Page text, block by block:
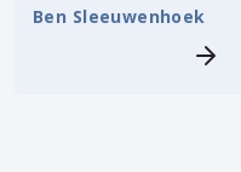
Ben Sleeuwenhoek